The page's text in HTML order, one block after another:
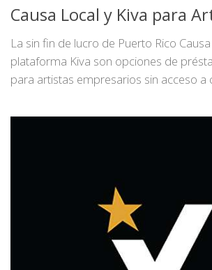
Causa Local y Kiva para
La sin fin de lucro de Puerto Rico
plataforma Kiva son opciones de
para artistas empresarios sin acceso a